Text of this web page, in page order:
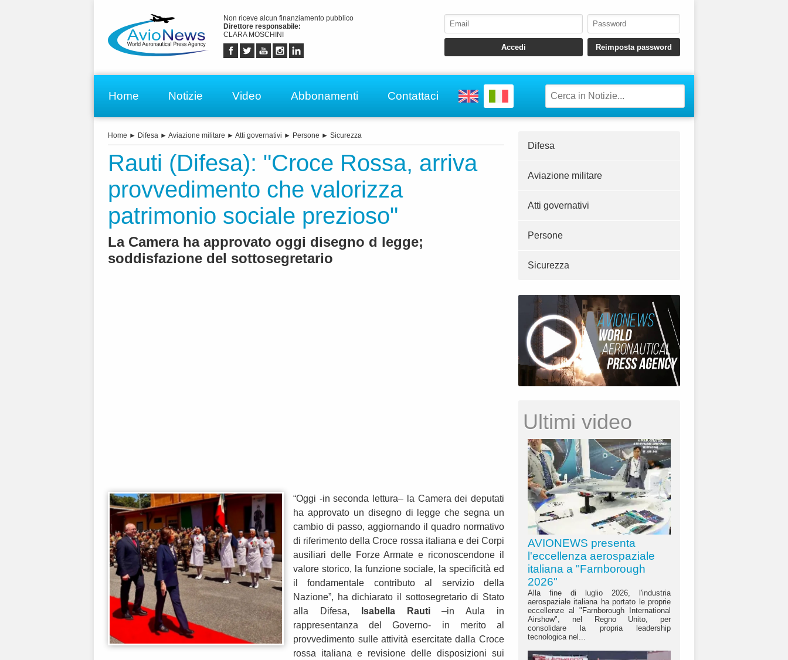
Non riceve alcun finanziamento pubblico
Direttore responsabile:
CLARA MOSCHINI
Home Notizie Video Abbonamenti Contattaci
Home ► Difesa ► Aviazione militare ► Atti governativi ► Persone ► Sicurezza
Rauti (Difesa): "Croce Rossa, arriva
provvedimento che valorizza
patrimonio sociale prezioso"
La Camera ha approvato oggi disegno d legge;
soddisfazione del sottosegretario
“Oggi -in seconda lettura– la Camera dei deputati
ha approvato un disegno di legge che segna un
cambio di passo, aggiornando il quadro normativo
di riferimento della Croce rossa italiana e dei Corpi
ausiliari delle Forze Armate e riconoscendone il
valore storico, la funzione sociale, la specificità ed
il fondamentale contributo al servizio della
Nazione”, ha dichiarato il sottosegretario di Stato
alla Difesa,
Isabella Rauti–in Aula in
rappresentanza del Governo- in merito al
provvedimento sulle attività esercitate dalla Croce
rossa italiana e revisione delle disposizioni sui
Difesa
Aviazione militare
Atti governativi
Persone
Sicurezza
Ultimi video
AVIONEWS presenta
l'eccellenza aerospaziale
italiana a "Farnborough
2026"
Alla fine di luglio 2026, l'industria
aerospaziale italiana ha portato le proprie
eccellenze al "Farnborough International
Airshow", nel Regno Unito, per
consolidare la propria leadership
tecnologica nel...